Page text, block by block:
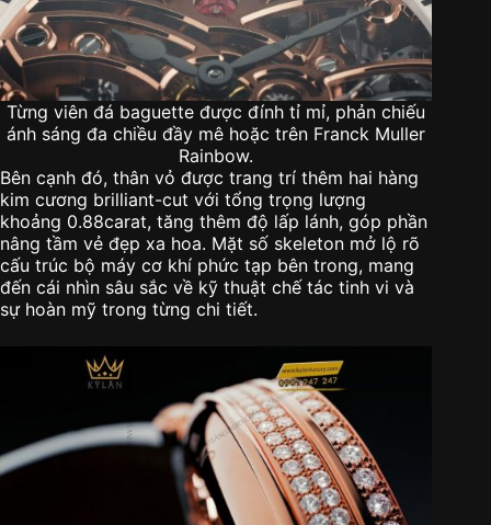
Từng viên đá baguette được đính tỉ mỉ, phản chiếu
ánh sáng đa chiều đầy mê hoặc trên Franck Muller
Rainbow.
Bên cạnh đó, thân vỏ được trang trí thêm hai hàng
kim cương brilliant-cut với tổng trọng lượng
khoảng 0.88carat, tăng thêm độ lấp lánh, góp phần
nâng tầm vẻ đẹp xa hoa. Mặt số skeleton mở lộ rõ
cấu trúc bộ máy cơ khí phức tạp bên trong, mang
đến cái nhìn sâu sắc về kỹ thuật chế tác tinh vi và
sự hoàn mỹ trong từng chi tiết.